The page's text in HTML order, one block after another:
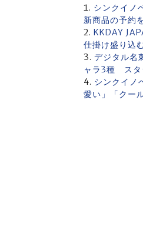
シンクイノ
新商品の予約
KKDAY
仕掛け盛り込
デジタル名
ャラ3種 スタ
シンクイ
愛い」「クー